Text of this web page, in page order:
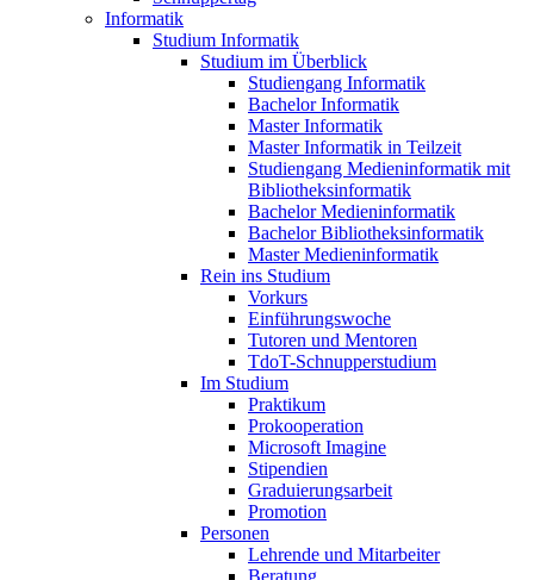
Informatik
Studium Informatik
Studium im Überblick
Studiengang Informatik
Bachelor Informatik
Master Informatik
Master Informatik in Teilzeit
Studiengang Medieninformatik mit
Bibliotheksinformatik
Bachelor Medieninformatik
Bachelor Bibliotheksinformatik
Master Medieninformatik
Rein ins Studium
Vorkurs
Einführungswoche
Tutoren und Mentoren
TdoT-Schnupperstudium
Im Studium
Praktikum
Prokooperation
Microsoft Imagine
Stipendien
Graduierungsarbeit
Promotion
Personen
Lehrende und Mitarbeiter
Beratung